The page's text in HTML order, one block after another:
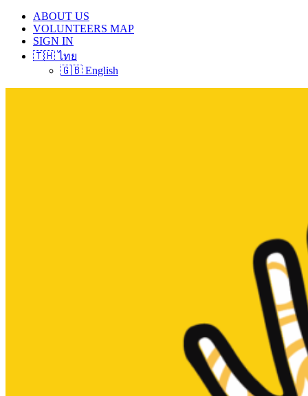
ABOUT US
VOLUNTEERS MAP
SIGN IN
🇹🇭 ไทย
🇬🇧 English